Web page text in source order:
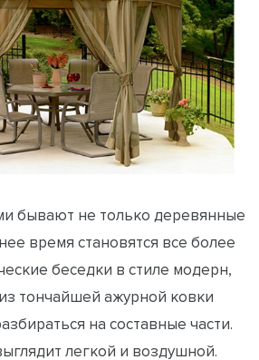
бывают не только деревянные
время становятся все более
беседки в стиле модерн,
тончайшей ажурной ковки
на составные части.
легкой и воздушной.